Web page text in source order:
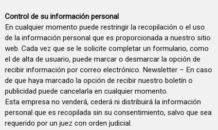
Control de su información personal
En cualquier momento puede restringir la recopilación o el uso
de la información personal que es proporcionada a nuestro sitio
web. Cada vez que se le solicite completar un formulario, como
el de alta de usuario, puede marcar o desmarcar la opción de
recibir información por correo electrónico. Newsletter – En caso
de que haya marcado la opción de recibir nuestro boletín o
publicidad puede cancelarla en cualquier momento.
Esta empresa no venderá, cederá ni distribuirá la información
personal que es recopilada sin su consentimiento, salvo que sea
requerido por un juez con orden judicial.